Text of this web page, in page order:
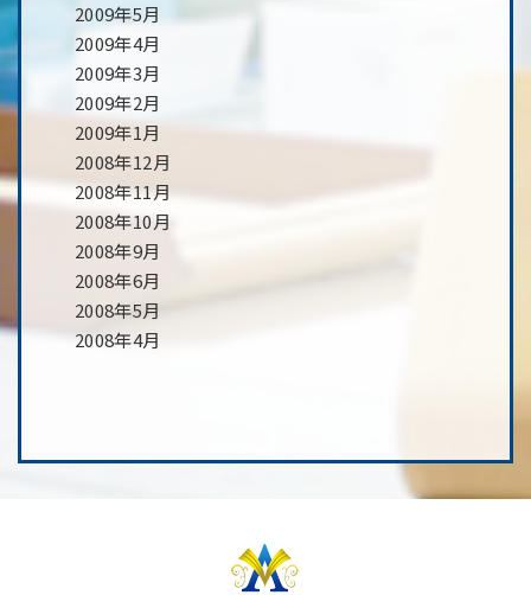
2009年5月
2009年4月
2009年3月
2009年2月
2009年1月
2008年12月
2008年11月
2008年10月
2008年9月
2008年6月
2008年5月
2008年4月